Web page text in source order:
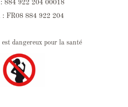
884 922 204 00018
: FR08 884 922 204
est dangereux pour la santé